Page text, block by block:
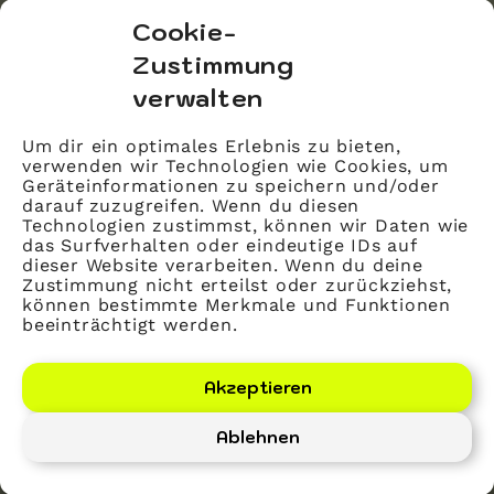
Cookie-
Zustimmung
verwalten
Um dir ein optimales Erlebnis zu bieten,
verwenden wir Technologien wie Cookies, um
Geräteinformationen zu speichern und/oder
darauf zuzugreifen. Wenn du diesen
Technologien zustimmst, können wir Daten wie
das Surfverhalten oder eindeutige IDs auf
dieser Website verarbeiten. Wenn du deine
Zustimmung nicht erteilst oder zurückziehst,
können bestimmte Merkmale und Funktionen
beeinträchtigt werden.
Akzeptieren
Ablehnen
Markgrafenstraße 56
10117 Berlin
Impressum
Kontakt
Datenschutz
Mitglied werden
LinkedIn
YouTube
Bundesverband Gesundheits-IT – bvitg e. V.
2026©